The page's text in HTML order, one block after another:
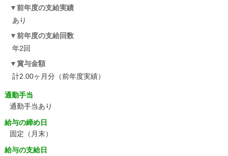
前年度の支給実績
あり
前年度の支給回数
年2回
賞与金額
計2.00ヶ月分（前年度実績）
通勤手当
通勤手当あり
給与の締め日
固定（月末）
給与の支給日